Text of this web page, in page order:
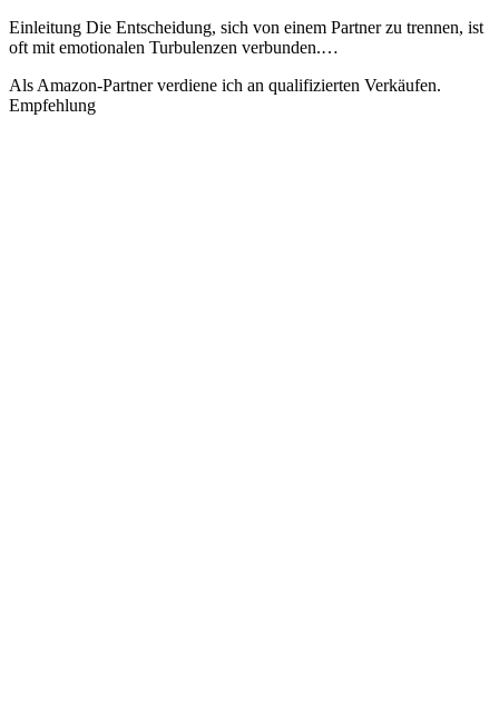
Einleitung Die Entscheidung, sich von einem Partner zu trennen, ist
oft mit emotionalen Turbulenzen verbunden.…
Als Amazon-Partner verdiene ich an qualifizierten Verkäufen.
Empfehlung